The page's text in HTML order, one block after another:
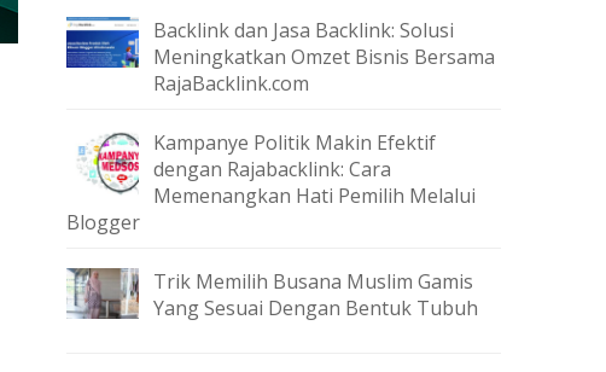
Backlink dan Jasa Backlink: Solusi
Meningkatkan Omzet Bisnis Bersama
RajaBacklink.com
Kampanye Politik Makin Efektif
dengan Rajabacklink: Cara
Memenangkan Hati Pemilih Melalui
Blogger
Trik Memilih Busana Muslim Gamis
Yang Sesuai Dengan Bentuk Tubuh